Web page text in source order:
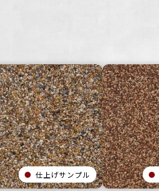
仕上げサンプル